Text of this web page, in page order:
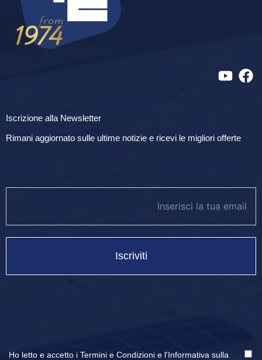
Iscrizione alla Newsletter
Rimani aggiornato sulle ultime notizie e ricevi le migliori offerte
Iscriviti
Ho letto e accetto i Termini e Condizioni e l'Informativa sulla